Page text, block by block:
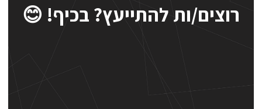
רוצים/ות להתייעץ? בכיף! 😊